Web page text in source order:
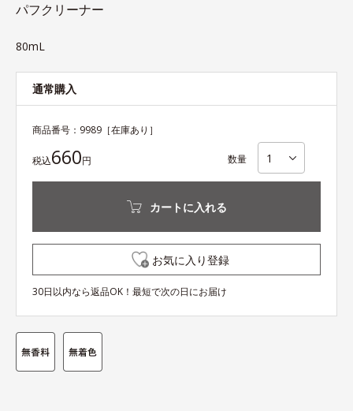
パフクリーナー
80mL
通常購入
商品番号： 9989 ［在庫あり］
税込660円 数量
カートに入れる
お気に入り登録
30日以内なら返品OK！最短で次の日にお届け